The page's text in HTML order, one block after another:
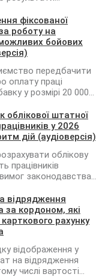
цього брати дані
р.? Якщо до
групи 4
прискорена
верстатів на
звітного періоду?
частини верстатів
прийнято з
щодо інших — з
фіксованої
роботу на
бойових
передбачити
оплату праці
у розмірі 20 000
для окремих
50%
облікової штатної
у 2026
дій (аудіоверсія)
облікову
працівників
законодавства
відрядження
за кордоном, які
карткового рахунку
відображення у
на відрядження
числі вартості